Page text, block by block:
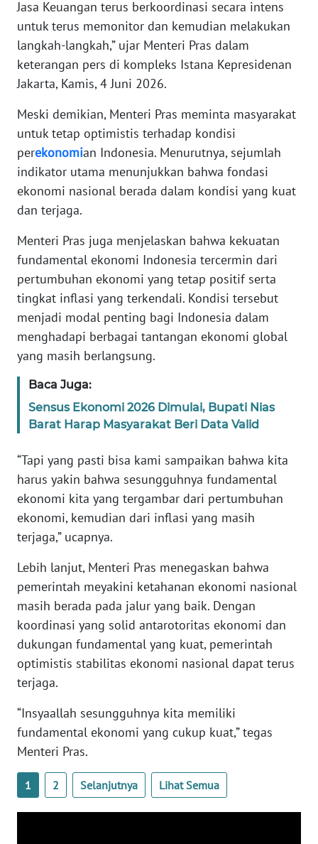
Jasa Keuangan terus berkoordinasi secara intens
untuk terus memonitor dan kemudian melakukan
langkah-langkah,” ujar Menteri Pras dalam
keterangan pers di kompleks Istana Kepresidenan
Jakarta, Kamis, 4 Juni 2026.
Meski demikian, Menteri Pras meminta masyarakat
untuk tetap optimistis terhadap kondisi
perekonomian Indonesia. Menurutnya, sejumlah
indikator utama menunjukkan bahwa fondasi
ekonomi nasional berada dalam kondisi yang kuat
dan terjaga.
Menteri Pras juga menjelaskan bahwa kekuatan
fundamental ekonomi Indonesia tercermin dari
pertumbuhan ekonomi yang tetap positif serta
tingkat inflasi yang terkendali. Kondisi tersebut
menjadi modal penting bagi Indonesia dalam
menghadapi berbagai tantangan ekonomi global
yang masih berlangsung.
Baca Juga:
Sensus Ekonomi 2026 Dimulai, Bupati Nias
Barat Harap Masyarakat Beri Data Valid
“Tapi yang pasti bisa kami sampaikan bahwa kita
harus yakin bahwa sesungguhnya fundamental
ekonomi kita yang tergambar dari pertumbuhan
ekonomi, kemudian dari inflasi yang masih
terjaga,” ucapnya.
Lebih lanjut, Menteri Pras menegaskan bahwa
pemerintah meyakini ketahanan ekonomi nasional
masih berada pada jalur yang baik. Dengan
koordinasi yang solid antarotoritas ekonomi dan
dukungan fundamental yang kuat, pemerintah
optimistis stabilitas ekonomi nasional dapat terus
terjaga.
“Insyaallah sesungguhnya kita memiliki
fundamental ekonomi yang cukup kuat,” tegas
Menteri Pras.
1 2 Selanjutnya Lihat Semua
News
Regional
WN
SUMUT
WN
JAKARTA
WN
WN
BANTEN
NTT
WN
KEPRI
WN
PAPUA
WN
BARAT
WN
SERAMBI
WN
SULTRA
NTB
WN
SULTENG
WN